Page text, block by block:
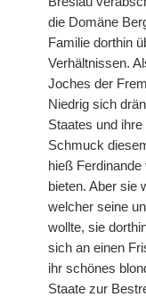
die Domäne
Familie dorthin
Verhältnissen.
Joches der
Niedrig sich
Staates und
Schmuck
hieß Ferdinande
bieten. Aber sie
welcher seine
wollte, sie
sich an einen
ihr schönes
Staate zur